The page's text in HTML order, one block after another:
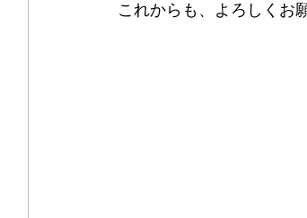
これからも、よろしくお